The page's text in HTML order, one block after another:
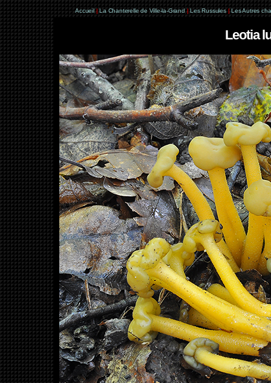
Accueil | La Chanterelle de Ville-la-Grand | Les Russules | Les Autres
Leotia